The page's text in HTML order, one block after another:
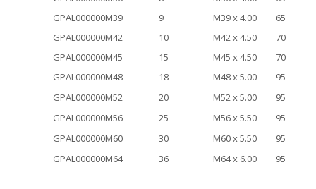
GPAL000000M39
9 M39 x 4.00
65
GPAL000000M42
10 M42 x 4.50
70
GPAL000000M45
15 M45 x 4.50
70
GPAL000000M48
18 M48 x 5.00
95
GPAL000000M52
20 M52 x 5.00
95
GPAL000000M56
25 M56 x 5.50
95
GPAL000000M60
30 M60 x 5.50
95
GPAL000000M64
36 M64 x 6.00 95